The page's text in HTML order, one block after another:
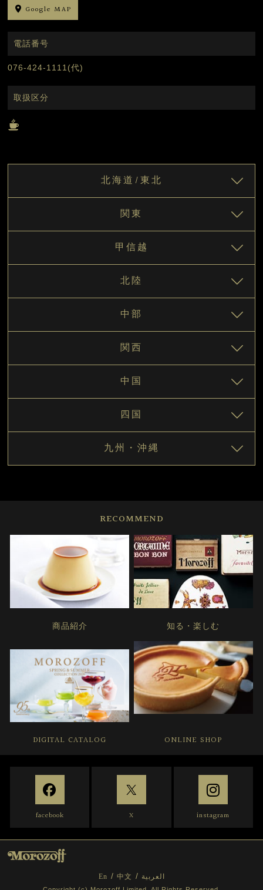
Google MAP
電話番号
076-424-1111(代)
取扱区分
北海道/東北
関東
甲信越
北陸
中部
関西
中国
四国
九州・沖縄
RECOMMEND
商品紹介 知る・楽しむ
DIGITAL CATALOG ONLINE SHOP
facebook X instagram
En 中文 العربية